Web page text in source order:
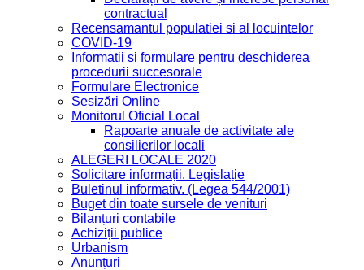
contractual
Recensamantul populatiei si al locuintelor
COVID-19
Informatii si formulare pentru deschiderea
procedurii succesorale
Formulare Electronice
Sesizări Online
Monitorul Oficial Local
Rapoarte anuale de activitate ale
consilierilor locali
ALEGERI LOCALE 2020
Solicitare informații. Legislație
Buletinul informativ. (Legea 544/2001)
Buget din toate sursele de venituri
Bilanțuri contabile
Achiziții publice
Urbanism
Anunțuri